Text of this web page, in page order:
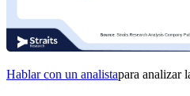
Hablar con un analistapara analizar